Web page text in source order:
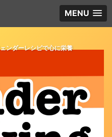
MENU
ンダーレシピで心に栄養